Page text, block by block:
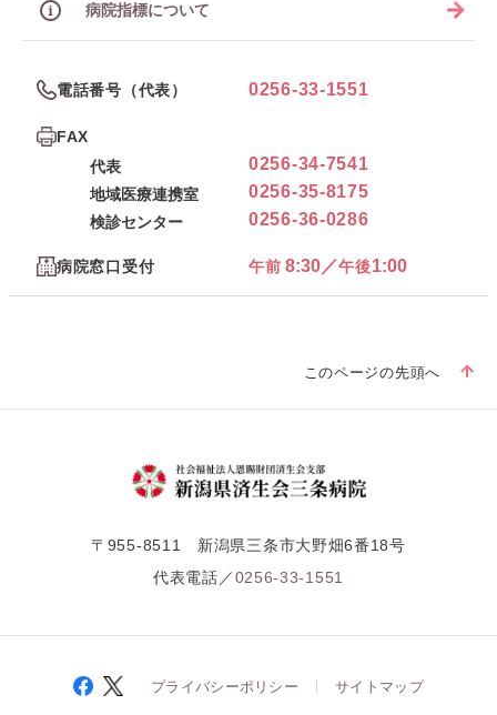
病院指標について
電話番号（代表） 0256-33-1551
FAX
代表
0256-34-7541
地域医療連携室 0256-35-8175
検診センター 0256-36-0286
病院窓口受付 午前 8:30／午後1:00
このページの先頭へ
〒955-8511 新潟県三条市大野畑6番18号
代表電話／0256-33-1551
プライバシーポリシー サイトマップ